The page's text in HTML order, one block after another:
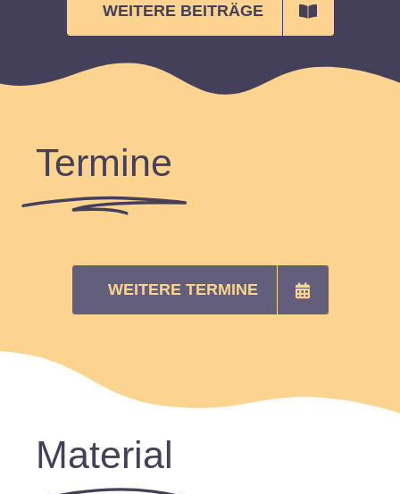
WEITERE BEITRÄGE
Termine
WEITERE TERMINE
Material